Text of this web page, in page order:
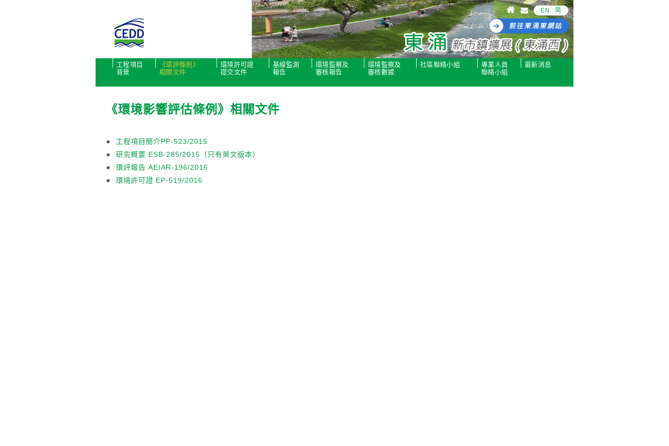
EN 简
工程項目
背景
《環評條例》
相關文件
環境許可證
提交文件
基線監測
報告
環境監察及
審核報告
環境監察及
審核數據
社區聯絡小組
專業人員
聯絡小組
最新消息
《環境影響評估條例》相關文件
●
工程項目簡介PP-523/2015
●
研究概要 ESB-285/2015（只有英文版本）
●
環評報告 AEIAR-196/2016
●
環境許可證 EP-519/2016